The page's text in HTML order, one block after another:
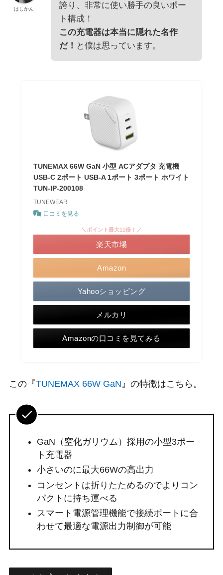
はしかん
誇り、非常に使い勝手の良いポー
ト構成！
この充電器は本当に隠れた名作
だ！ と僕は思っています。
TUNEMAX 66W GaN 小型 ACアダプタ 充電機
USB-C 2ポート USB-A 1ポート 3ポート ホワイト
TUN-IP-200108
TUNEWEAR
口コミを見る
Amazon
＼ポイント最大11倍！／
楽天市場
Yahooショッピング
メルカリ
Amazonの口コミを見てみる
この『TUNEMAX 66W GaN 』の特徴はこちら。
GaN（窒化ガリウム）採用の小型3ポー
ト充電器
小さいのに最大66Wの高出力
コンセントは折りたためるのでよりコン
パクトに持ち運べる
スマート電源管理機能で接続ポートに合
わせて最適な電源出力制御が可能